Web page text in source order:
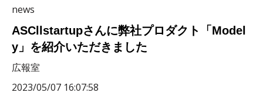
news
ASCllstartupさんに弊社プロダクト「Model
y」を紹介いただきました
広報室
2023/05/07 16:07:58